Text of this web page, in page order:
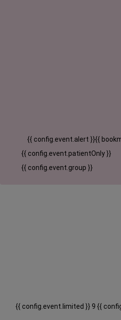
{{ config.event.alert }}{{
{{ config.event.patientOnly }}
{{ config.event.group }}
{{ config.event.limited }} 9 {{